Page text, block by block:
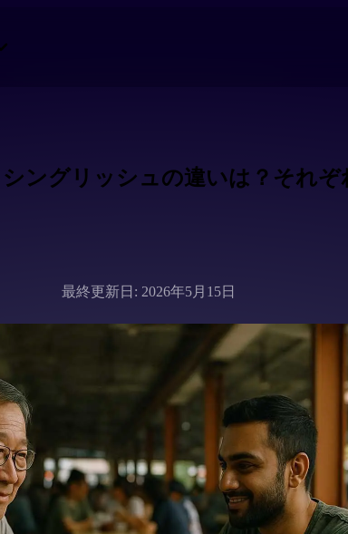
ングリッシュの違いは？それぞ
最終更新日: 2026年5月15日